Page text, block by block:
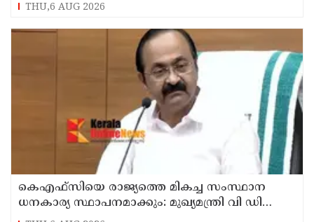
THU,6 AUG 2026
കെഎഫ്‌സിയെ രാജ്യത്തെ മികച്ച സംസ്ഥാന
ധനകാര്യ സ്ഥാപനമാക്കും: മുഖ്യമന്ത്രി വി ഡി
സതീശൻ